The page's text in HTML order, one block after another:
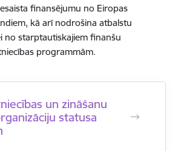
finansējumu no Eiropas
kā arī nodrošina atbalstu
no starptautiskajiem finanšu
programmām.
un zināšanu
statusa